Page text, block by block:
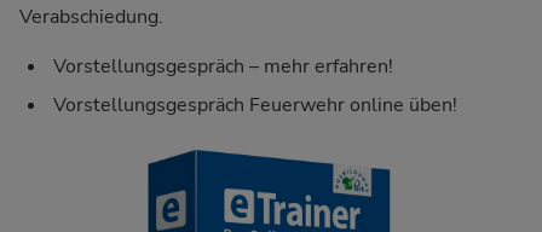
Verabschiedung.
Vorstellungsgespräch – mehr erfahren!
Vorstellungsgespräch Feuerwehr online üben!